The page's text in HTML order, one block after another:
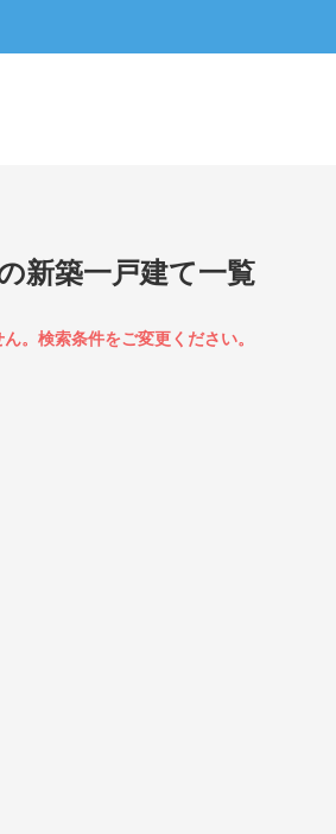
新築一戸建て一覧
。検索条件をご変更ください。